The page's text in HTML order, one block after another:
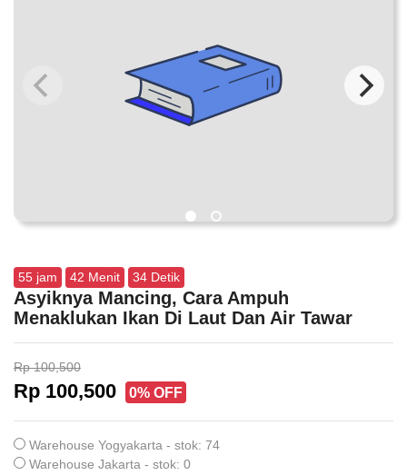
55 jam 42 Menit 33 Detik
Asyiknya Mancing, Cara Ampuh
Menaklukan Ikan Di Laut Dan Air Tawar
Rp 100,500
Rp 100,500 0% OFF
Warehouse Yogyakarta - stok: 74
Warehouse Jakarta - stok: 0